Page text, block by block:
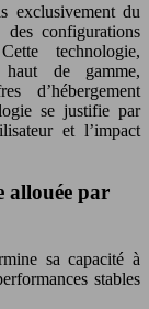
exclusivement du
configurations
technologie,
haut de gamme,
d’hébergement
se justifie par
et l’impact
allouée par
sa capacité à
stables